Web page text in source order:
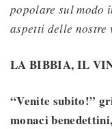
popolare sul modo
aspetti delle
LA BIBBIA, IL
“Venite subito!”
monaci